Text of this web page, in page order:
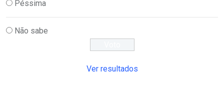
Péssima
Não sabe
Ver resultados